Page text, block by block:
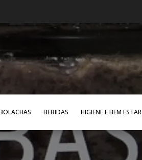
BEBIDAS HIGIENE E BEM ESTAR